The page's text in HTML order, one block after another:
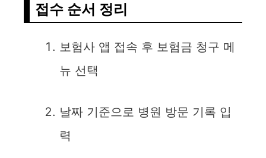
접수 순서 정리
보험사 앱 접속 후 보험금 청구 메
뉴 선택
날짜 기준으로 병원 방문 기록 입
력